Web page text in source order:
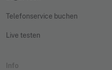
Telefonservice buchen
Live testen
Info